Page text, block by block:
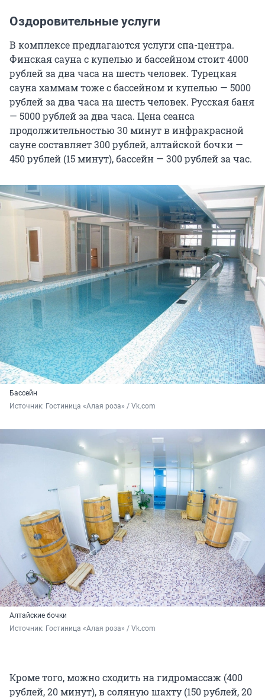
Оздоровительные услуги
В комплексе предлагаются услуги спа-центра.
Финская сауна с купелью и бассейном стоит 4000
рублей за два часа на шесть человек. Турецкая
сауна хаммам тоже с бассейном и купелью — 5000
рублей за два часа на шесть человек. Русская баня
— 5000 рублей за два часа. Цена сеанса
продолжительностью 30 минут в инфракрасной
сауне составляет 300 рублей, алтайской бочки —
450 рублей (15 минут), бассейн — 300 рублей за час.
Бассейн
Источник: Гостиница «Алая роза» / Vk.com
Алтайские бочки
Источник: Гостиница «Алая роза» / Vk.com
Кроме того, можно сходить на гидромассаж (400
рублей, 20 минут), в соляную шахту (150 рублей, 20